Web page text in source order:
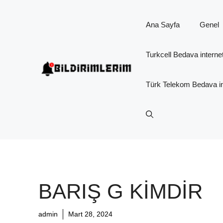
Ana Sayfa Genel
Turkcell Bedava
Türk Telekom Bedava
BARIŞ G KIMDIR
admin Mart 28, 2024